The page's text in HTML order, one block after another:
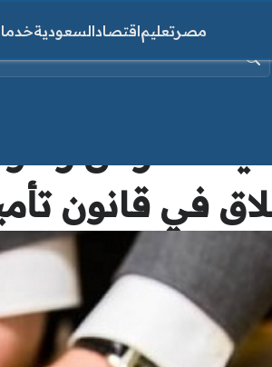
مصرتعليماقتصادالسعودية
في قانون